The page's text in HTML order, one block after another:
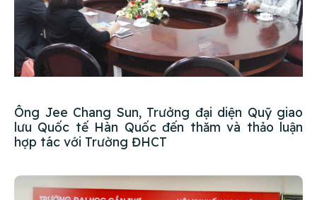
Ông Jee Chang Sun, Trưởng đại diện Quỹ giao
lưu Quốc tế Hàn Quốc đến thăm và thảo luận
hợp tác với Trường ĐHCT